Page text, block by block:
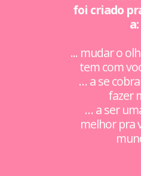
foi criado
a:
... mudar o
tem com
… a se
fazer
… a ser
melhor pra